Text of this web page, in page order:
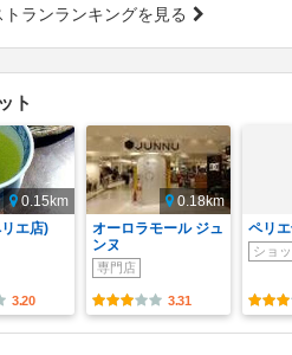
ランランキングを見る
ト
0.15km
エ店)
3.20
0.18km
オーロラモール ジュ
ンヌ
専門店
3.31
ペリ
ショ